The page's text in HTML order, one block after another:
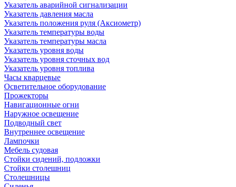
Указатель аварийной сигнализации
Указатель давления масла
Указатель положения руля (Аксиометр)
Указатель температуры воды
Указатель температуры масла
Указатель уровня воды
Указатель уровня сточных вод
Указатель уровня топлива
Часы кварцевые
Осветительное оборудование
Прожекторы
Навигационные огни
Наружное освещение
Подводный свет
Внутреннее освещение
Лампочки
Мебель судовая
Стойки сидений, подложки
Стойки столешниц
Столешницы